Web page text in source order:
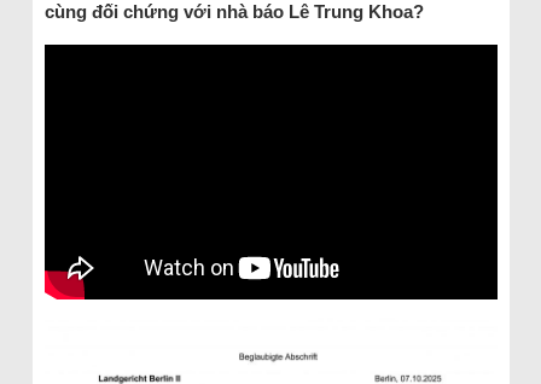
cùng đối chứng với nhà báo Lê Trung Khoa?